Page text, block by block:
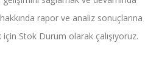
rapor ve analiz sonuçlarına
Stok Durum olarak çalışıyoruz.